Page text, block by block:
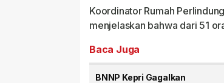
Koordinator Rumah
menjelaskan bahwa dari 51
Baca Juga
BNNP Kepri Gagalkan